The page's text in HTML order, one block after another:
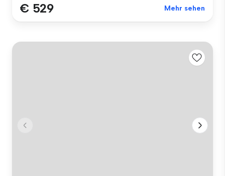
€ 529 Mehr sehen